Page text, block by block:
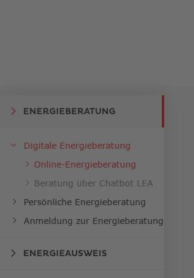
ENERGIEBERATUNG
Digitale Energieberatung
Online-Energieberatung
Beratung über Chatbot LEA
Persönliche Energieberatung
Anmeldung zur Energieberatung
ENERGIEAUSWEIS